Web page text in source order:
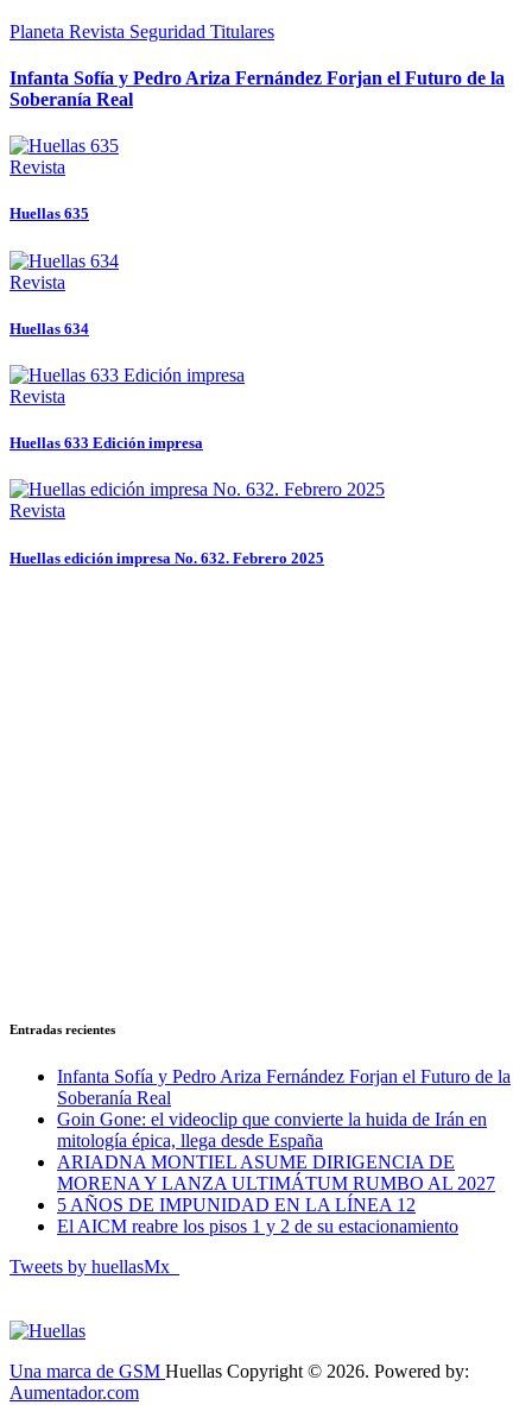
Planeta Revista Seguridad Titulares
Infanta Sofía y Pedro Ariza Fernández Forjan el Futuro de la
Soberanía Real
Revista
Huellas 635
Revista
Huellas 634
Revista
Huellas 633 Edición impresa
Revista
Huellas edición impresa No. 632. Febrero 2025
Entradas recientes
Infanta Sofía y Pedro Ariza Fernández Forjan el Futuro de la
Soberanía Real
Goin Gone: el videoclip que convierte la huida de Irán en
mitología épica, llega desde España
ARIADNA MONTIEL ASUME DIRIGENCIA DE
MORENA Y LANZA ULTIMÁTUM RUMBO AL 2027
5 AÑOS DE IMPUNIDAD EN LA LÍNEA 12
El AICM reabre los pisos 1 y 2 de su estacionamiento
Tweets by huellasMx_
Una marca de GSM Huellas Copyright © 2026. Powered by:
Aumentador.com